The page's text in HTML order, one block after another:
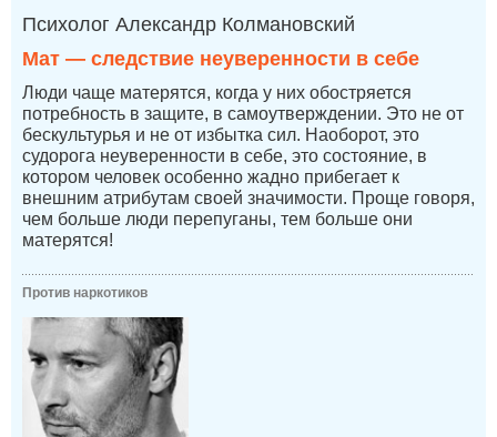
Психолог Александр Колмановский
Мат — следствие неуверенности в себе
Люди чаще матерятся, когда у них обостряется
потребность в защите, в самоутверждении. Это не от
бескультурья и не от избытка сил. Наоборот, это
судорога неуверенности в себе, это состояние, в
котором человек особенно жадно прибегает к
внешним атрибутам своей значимости. Проще говоря,
чем больше люди перепуганы, тем больше они
матерятся!
Против наркотиков